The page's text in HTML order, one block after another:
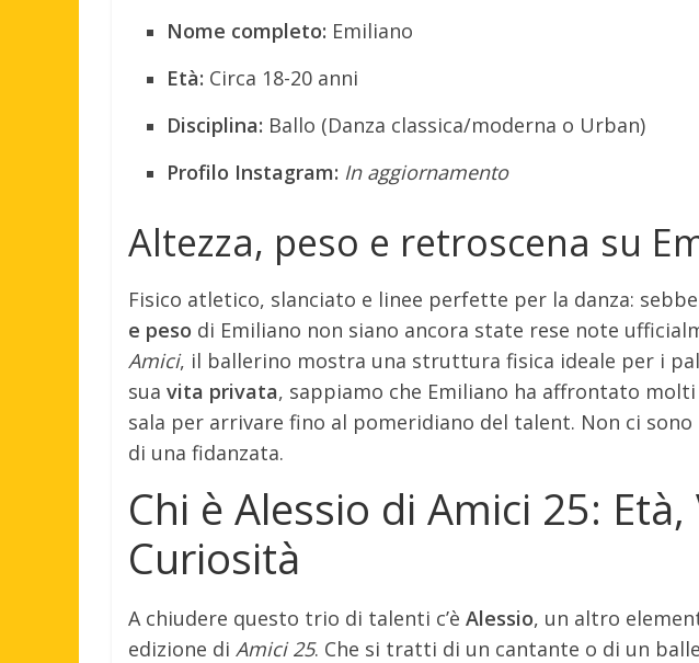
Nome completo: Emiliano
Età: Circa 18-20 anni
Disciplina: Ballo (Danza classica/moderna o Urban)
Profilo Instagram: In aggiornamento
Altezza, peso e retroscena su
Fisico atletico, slanciato e linee perfette per la danza:
e peso di Emiliano non siano ancora state rese note
Amici, il ballerino mostra una struttura fisica ideale per i
sua vita privata, sappiamo che Emiliano ha affrontato
sala per arrivare fino al pomeridiano del talent. Non ci
di una fidanzata.
Chi è Alessio di Amici 25:
Curiosità
A chiudere questo trio di talenti c’è Alessio, un altro
edizione di Amici 25. Che si tratti di un cantante o di un